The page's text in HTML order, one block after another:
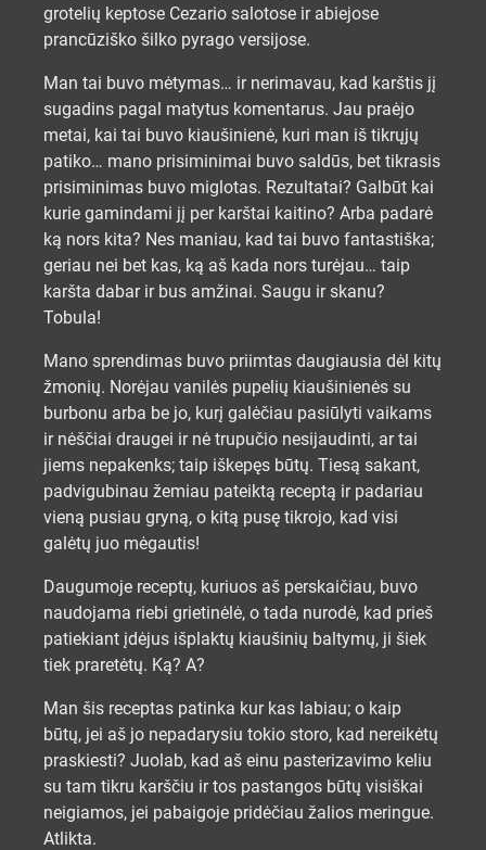
grotelių keptose Cezario salotose ir abiejose
prancūziško šilko pyrago versijose.
Man tai buvo mėtymas… ir nerimavau, kad karštis jį
sugadins pagal matytus komentarus. Jau praėjo
metai, kai tai buvo kiaušinienė, kuri man iš tikrųjų
patiko… mano prisiminimai buvo saldūs, bet tikrasis
prisiminimas buvo miglotas. Rezultatai? Galbūt kai
kurie gamindami jį per karštai kaitino? Arba padarė
ką nors kita? Nes maniau, kad tai buvo fantastiška;
geriau nei bet kas, ką aš kada nors turėjau… taip
karšta dabar ir bus amžinai. Saugu ir skanu?
Tobula!
Mano sprendimas buvo priimtas daugiausia dėl kitų
žmonių. Norėjau vanilės pupelių kiaušinienės su
burbonu arba be jo, kurį galėčiau pasiūlyti vaikams
ir nėščiai draugei ir nė trupučio nesijaudinti, ar tai
jiems nepakenks; taip iškepęs būtų. Tiesą sakant,
padvigubinau žemiau pateiktą receptą ir padariau
vieną pusiau gryną, o kitą pusę tikrojo, kad visi
galėtų juo mėgautis!
Daugumoje receptų, kuriuos aš perskaičiau, buvo
naudojama riebi grietinėlė, o tada nurodė, kad prieš
patiekiant įdėjus išplaktų kiaušinių baltymų, ji šiek
tiek praretėtų. Ką? A?
Man šis receptas patinka kur kas labiau; o kaip
būtų, jei aš jo nepadarysiu tokio storo, kad nereikėtų
praskiesti? Juolab, kad aš einu pasterizavimo keliu
su tam tikru karščiu ir tos pastangos būtų visiškai
neigiamos, jei pabaigoje pridėčiau žalios meringue.
Atlikta.